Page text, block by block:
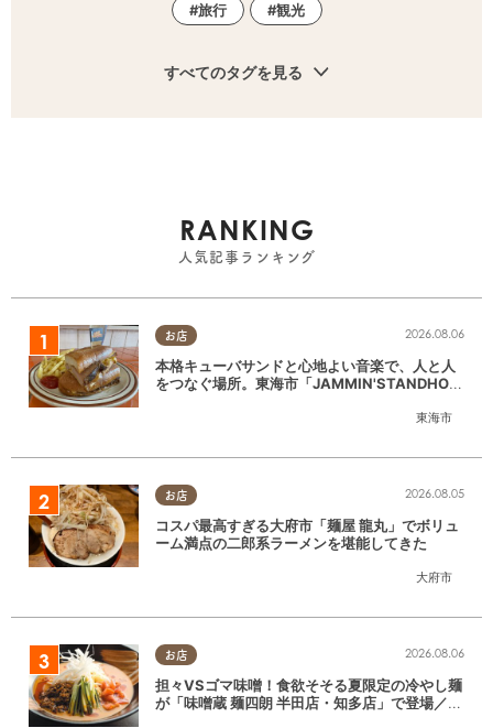
旅行 観光
すべてのタグを見る
RANKING
人気記事ランキング
お店
東海市
2026.08.06
本格キューバサンドと心地よい音楽で、人と人
をつなぐ場所。東海市「JAMMIN'STANDHOU
お店
大府市
2026.08.05
コスパ最高すぎる大府市「麺屋 龍丸」でボリュ
ーム満点の二郎系ラーメンを堪能してきた
お店 2026.08.06
担々VSゴマ味噌！食欲そそる夏限定の冷やし麺
が「味噌蔵 麺四朗 半田店・知多店」で登場／ち